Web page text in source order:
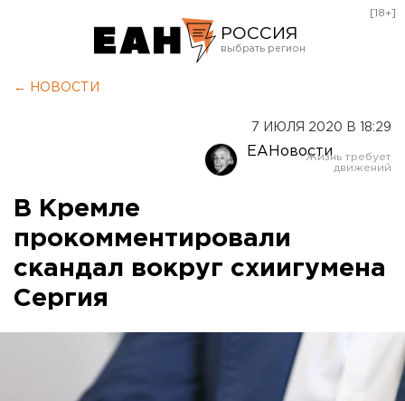
РОССИЯ
Оренбург
[18+]
← НОВОСТИ
7 ИЮЛЯ 2020 В 18:29
ЕАНовости
В Кремле
прокомментировали
скандал вокруг схиигумена
Сергия